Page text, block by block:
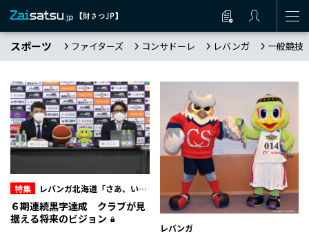
スポーツ ファイターズ コンサドーレ レバンガ 一般競技
特集
レバンガ北海道「さあ、いこ
うぜ。」～まだ見ぬ景色目指して～
６期連続黒字達成 クラブが見
据える将来のビジョン
レバンガ